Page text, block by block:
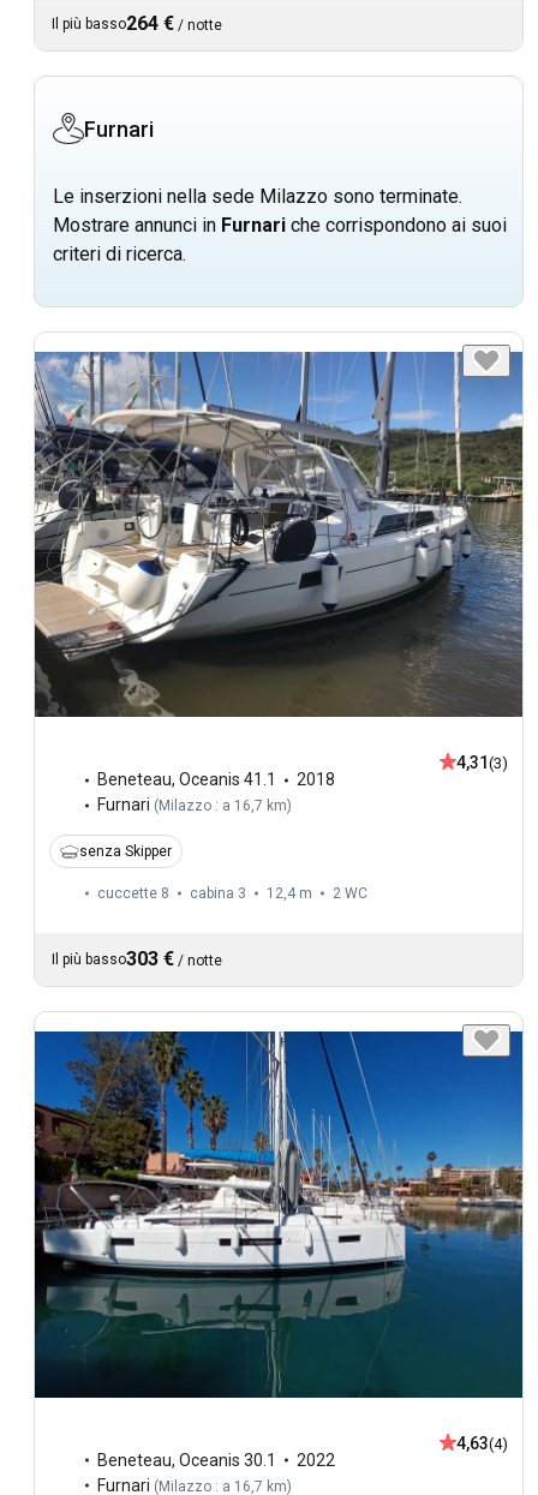
Il più basso264 € / notte
Furnari
Le inserzioni nella sede Milazzo sono terminate.
Mostrare annunci in Furnari che corrispondono ai suoi
criteri di ricerca.
Beneteau, Oceanis 41.1
2018
Furnari ( Milazzo : a 16,7 km)
4,31 (3)
senza Skipper
cuccette 8 cabina 3 12,4 m 2 WC
Il più basso303 € / notte
Beneteau, Oceanis 30.1
2022
Furnari (Milazzo : a 16,7 km)
4,63(4)